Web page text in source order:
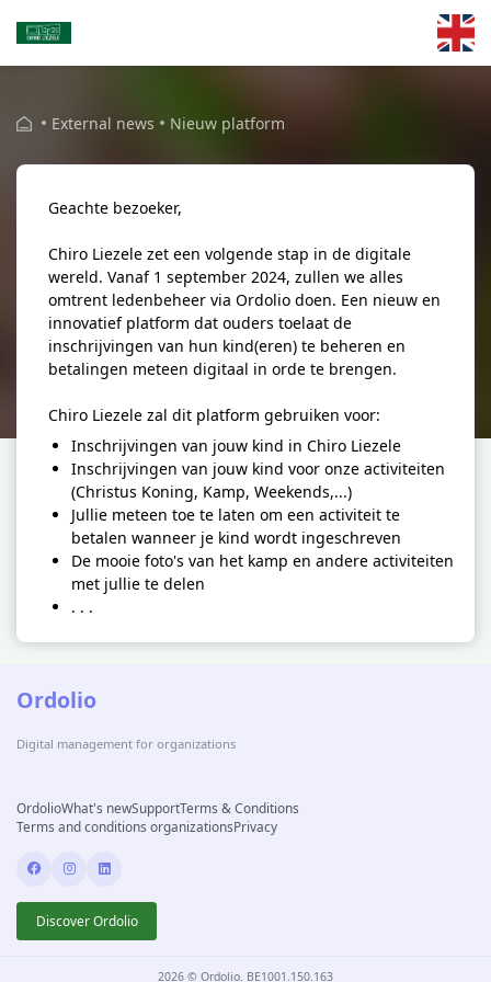
External news Nieuw platform
Geachte bezoeker,
Chiro Liezele zet een volgende stap in de digitale
wereld. Vanaf 1 september 2024, zullen we alles
omtrent ledenbeheer via Ordolio doen. Een nieuw en
innovatief platform dat ouders toelaat de
inschrijvingen van hun kind(eren) te beheren en
betalingen meteen digitaal in orde te brengen.
Chiro Liezele zal dit platform gebruiken voor:
Inschrijvingen van jouw kind in Chiro Liezele
Inschrijvingen van jouw kind voor onze activiteiten
(Christus Koning, Kamp, Weekends,...)
Jullie meteen toe te laten om een activiteit te
betalen wanneer je kind wordt ingeschreven
De mooie foto's van het kamp en andere activiteiten
met jullie te delen
. . .
Ordolio
Digital management for organizations
Ordolio(opens in new tab)
What's new(opens in new tab)
Support(opens in new tab)
Terms & Conditions
Terms and conditions organizations(opens in new tab)
Privacy(opens in new tab)
Discover Ordolio
2026 © Ordolio. BE1001.150.163